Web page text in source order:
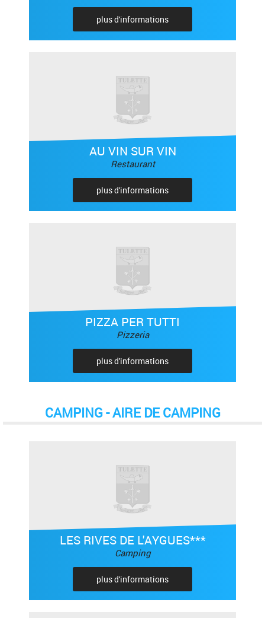
plus d'informations
AU VIN SUR VIN
Restaurant
plus d'informations
PIZZA PER TUTTI
Pizzeria
plus d'informations
CAMPING - AIRE DE CAMPING
LES RIVES DE L'AYGUES***
Camping
plus d'informations